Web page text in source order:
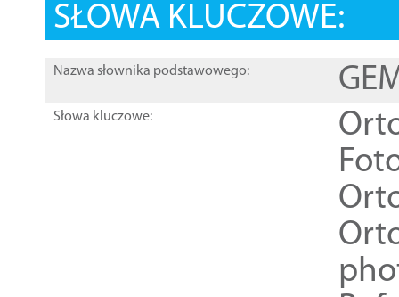
SŁOWA KLUCZOWE:
Nazwa słownika podstawowego:
Słowa kluczowe: